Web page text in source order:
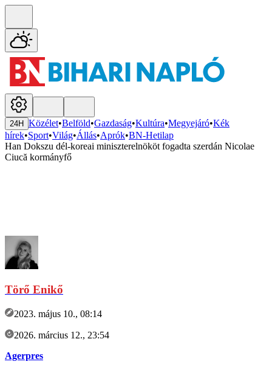
24H Közélet•Belföld•Gazdaság•Kultúra•Megyejáró•Kék
hírek•Sport•Világ•Állás•Aprók•BN-Hetilap
Han Dokszu dél-koreai miniszterelnököt fogadta szerdán Nicolae
Ciucă kormányfő
Törő Enikő
2023. május 10., 08:14
2026. március 12., 23:54
Agerpres